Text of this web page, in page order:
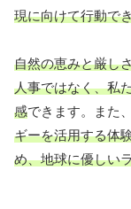
現に向けて行動で
自然の恵みと厳し
人事ではなく、私
感できます。また、
ギーを活用する体
め、地球に優しい